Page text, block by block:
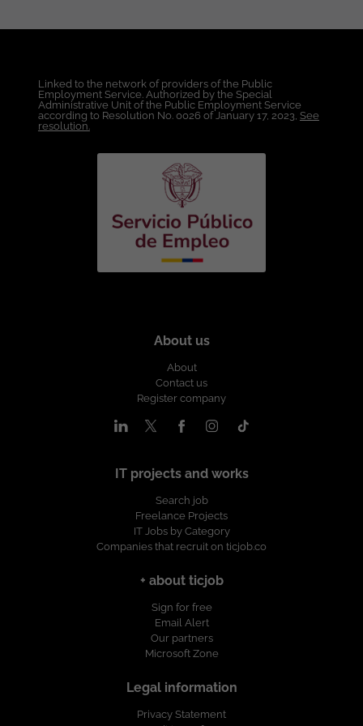
Bogotá. Modalidad de Trabajo: Híbrido.
Tipo de Contrato: A término indefinido
directo por la Compañía. Salario: A
el perfil técnico. Esta vacante es
divulgada a través de ticjob.co
Linked to the network of providers of the Public
Employment Service. Authorized by the Special
Administrative Unit of the Public Employment Service
according to Resolution No. 0026 of January 17, 2023, See
resolution.
About us
About
Contact us
Register company
IT projects and works
Search job
Freelance Projects
IT Jobs by Category
Companies that recruit on ticjob.co
+ about ticjob
Sign for free
Email Alert
Our partners
Microsoft Zone
Legal information
Privacy Statement